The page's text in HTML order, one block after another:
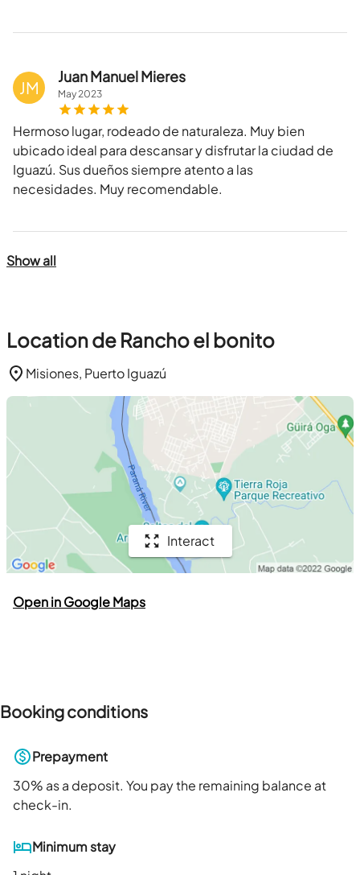
JM
Juan Manuel Mieres
May2023
Hermoso lugar, rodeado de naturaleza. Muy bien
ubicado ideal para descansar y disfrutar la ciudad de
Iguazú. Sus dueños siempre atento a las
necesidades. Muy recomendable.
Show all
Location de Rancho el bonito
Misiones, Puerto Iguazú
Interact
Open in Google Maps
Booking conditions
Prepayment
30% as a deposit. You pay the remaining balance at
check-in.
Minimum stay